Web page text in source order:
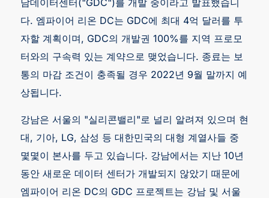
남데이터센터("GDC")를 개발 중이라고 발표했습니
다. 엠파이어 리온 DC는 GDC에 최대 4억 달러를 투
자할 계획이며, GDC의 개발권 100%를 지역 프로모
터와의 구속력 있는 계약으로 맺었습니다. 종료는 보
통의 마감 조건이 충족될 경우 2022년 9월 말까지 예
상됩니다.
강남은 서울의 "실리콘밸리"로 널리 알려져 있으며 현
대, 기아, LG, 삼성 등 대한민국의 대형 계열사들 중
몇몇이 본사를 두고 있습니다. 강남에서는 지난 10년
동안 새로운 데이터 센터가 개발되지 않았기 때문에
엠파이어 리온 DC의 GDC 프로젝트는 강남 및 서울